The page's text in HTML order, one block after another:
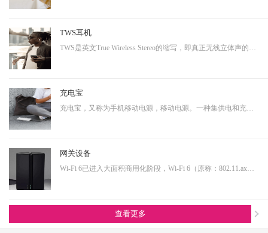
TWS耳机
TWS是英文True Wireless Stereo的缩写，即真正无线立体声的意思，TWS技术同样也是基于蓝牙芯片技术的发展。按其工作原理来说是指手机通过连接主耳机，再由主耳机通过无线方式快速连接副耳机，实现真正的蓝牙左右声道无线分离使用。不连接从音箱时，主音箱回到单声道音质。…
充电宝
充电宝，又称为手机移动电源，移动电源。一种集供电和充电功能于一体的便携式充电器，可以给手机等数码设备随时随地充电或待机供电。随着移动产品的大量普及，以及移动设备的功能多样化，其用电需求也是越来越大，随身携带一个充电宝变为了常态，同时共享充电宝这个行业也…
网关设备
Wi-Fi 6已进入大面积商用化阶段，Wi-Fi 6（原称：802.11.ax）即第六代无线网络技术，提升更高的带宽，降低延时，连接用户数量提升明显。从IoT大布局的角度看，Wi-Fi 6在其中扮演着尤为重要的角色，也是高端技术的产物，内部有非常多的电源转换单元，亦需要搭配大电流功率…
查看更多